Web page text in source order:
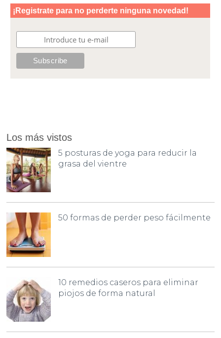
Los más vistos
5 posturas de yoga para reducir la
grasa del vientre
50 formas de perder peso fácilmente
10 remedios caseros para eliminar
piojos de forma natural